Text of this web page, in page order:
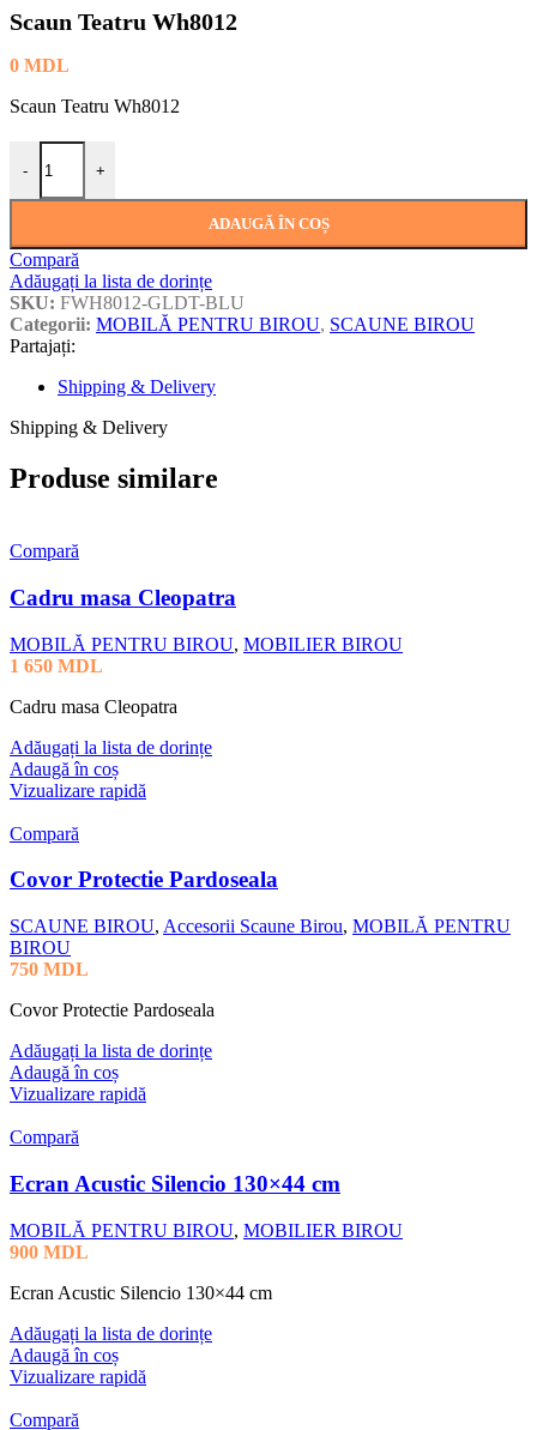
Scaun Teatru Wh8012
0 MDL
Scaun Teatru Wh8012
-
Cantitate Scaun Teatru Wh8012
+
ADAUGĂ ÎN COȘ
Compară
Adăugați la lista de dorințe
SKU: FWH8012-GLDT-BLU
Categorii: MOBILĂ PENTRU BIROU, SCAUNE BIROU
Partajați:
Shipping & Delivery
Shipping & Delivery
Produse similare
Compară
Cadru masa Cleopatra
MOBILĂ PENTRU BIROU, MOBILIER BIROU
1 650 MDL
Cadru masa Cleopatra
Adăugați la lista de dorințe
Adaugă în coș
Vizualizare rapidă
Compară
Covor Protectie Pardoseala
SCAUNE BIROU, Accesorii Scaune Birou, MOBILĂ PENTRU
BIROU
750 MDL
Covor Protectie Pardoseala
Adăugați la lista de dorințe
Adaugă în coș
Vizualizare rapidă
Compară
Ecran Acustic Silencio 130×44 cm
MOBILĂ PENTRU BIROU, MOBILIER BIROU
900 MDL
Ecran Acustic Silencio 130×44 cm
Adăugați la lista de dorințe
Adaugă în coș
Vizualizare rapidă
Compară